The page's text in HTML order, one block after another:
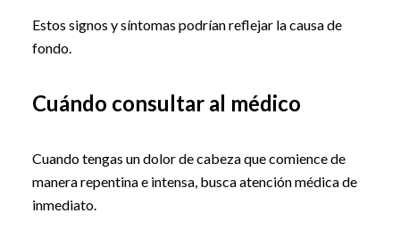
Estos signos y síntomas podrían reflejar la causa de
fondo.
Cuándo consultar al médico
Cuando tengas un dolor de cabeza que comience de
manera repentina e intensa, busca atención médica de
inmediato.